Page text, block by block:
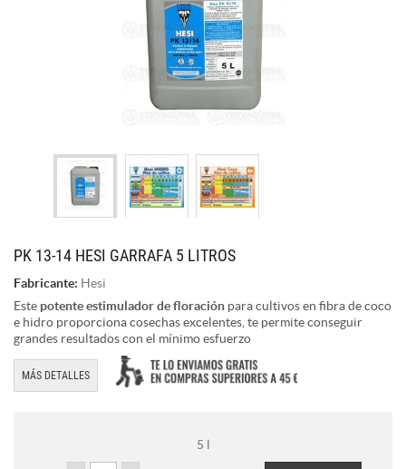
PK 13-14 HESI GARRAFA 5 LITROS
Fabricante: Hesi
Este potente estimulador de floración para cultivos en fibra de coco
e hidro proporciona cosechas excelentes, te permite conseguir
grandes resultados con el mínimo esfuerzo
MÁS DETALLES
5 l